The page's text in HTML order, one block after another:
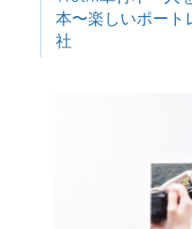
本〜楽しいポート
社